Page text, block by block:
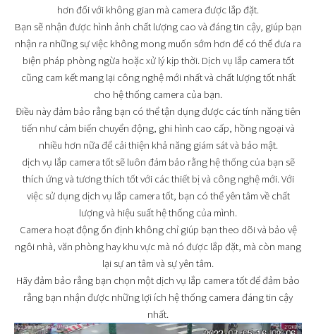
hơn đối với không gian mà camera được lắp đặt.
Bạn sẽ nhận được hình ảnh chất lượng cao và đáng tin cậy, giúp bạn
nhận ra những sự việc không mong muốn sớm hơn để có thể đưa ra
biện pháp phòng ngừa hoặc xử lý kịp thời. Dịch vụ lắp camera tốt
cũng cam kết mang lại công nghệ mới nhất và chất lượng tốt nhất
cho hệ thống camera của bạn.
Điều này đảm bảo rằng bạn có thể tận dụng được các tính năng tiên
tiến như cảm biến chuyển động, ghi hình cao cấp, hồng ngoại và
nhiều hơn nữa để cải thiện khả năng giám sát và bảo mật.
dịch vụ lắp camera tốt sẽ luôn đảm bảo rằng hệ thống của bạn sẽ
thích ứng và tương thích tốt với các thiết bị và công nghệ mới. Với
việc sử dụng dịch vụ lắp camera tốt, bạn có thể yên tâm về chất
lượng và hiệu suất hệ thống của mình.
Camera hoạt động ổn định không chỉ giúp bạn theo dõi và bảo vệ
ngôi nhà, văn phòng hay khu vực mà nó được lắp đặt, mà còn mang
lại sự an tâm và sự yên tâm.
Hãy đảm bảo rằng bạn chọn một dịch vụ lắp camera tốt để đảm bảo
rằng bạn nhận được những lợi ích hệ thống camera đáng tin cậy
nhất.